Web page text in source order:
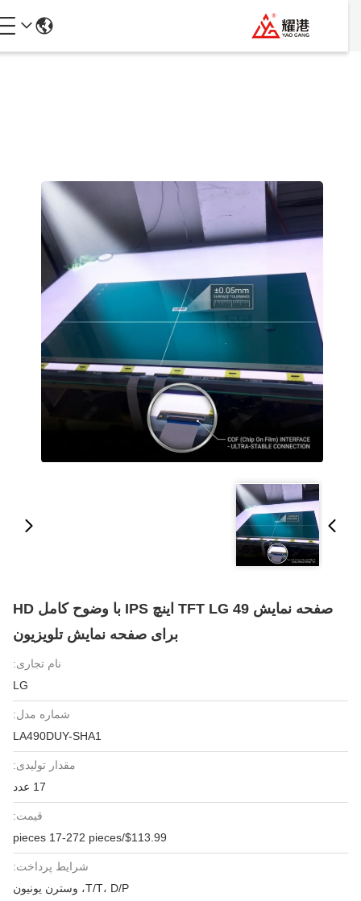
صفحه نمایش TFT LG 49 اینچ IPS با وضوح کامل HD
برای صفحه نمایش تلویزیون
نام تجاری:
LG
شماره مدل:
LA490DUY-SHA1
مقدار تولیدی:
17 عدد
قیمت:
$113.99/pieces 17-272 pieces
شرایط پرداخت:
T/T، D/P، وسترن یونیون